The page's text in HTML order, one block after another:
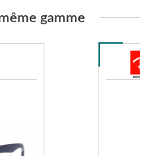
gamme